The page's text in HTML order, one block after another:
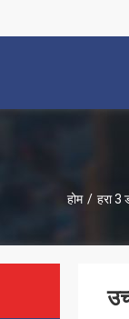
होम / हरा 3